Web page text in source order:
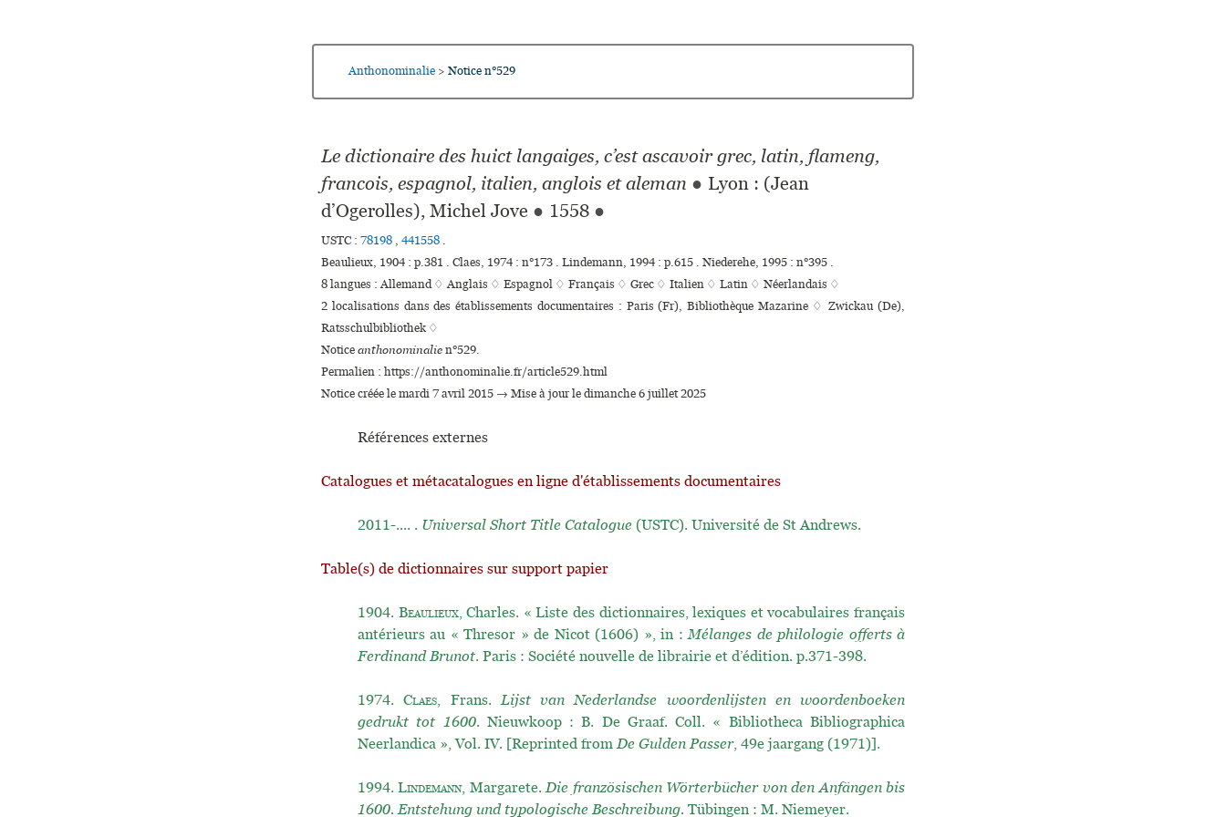
Anthonominalie > Notice n°529
Le dictionaire des huict langaiges, c’est ascavoir grec, latin, flameng,
francois, espagnol, italien, anglois et aleman ● Lyon : (Jean
d’Ogerolles), Michel Jove ● 1558 ●
USTC : 78198 , 441558 .
Beaulieux, 1904 : p.381 . Claes, 1974 : n°173 . Lindemann, 1994 : p.615 . Niederehe, 1995 : n°395 .
8 langues :Allemand ♢Anglais ♢ Espagnol ♢ Français ♢ Grec ♢ Italien ♢ Latin ♢ Néerlandais ♢
2 localisations dans des établissements documentaires : Paris (Fr), Bibliothèque Mazarine ♢ Zwickau (De),
Ratsschulbibliothek ♢
Noticeanthonominalien°529.
Permalien : https://anthonominalie.fr/article529.html
Notice créée le mardi 7 avril 2015 → Mise à jour le dimanche 6 juillet 2025
Références externes
Catalogues et métacatalogues en ligne d'établissements documentaires
2011-.... . Universal Short Title Catalogue (USTC). Université de St Andrews.
Table(s) de dictionnaires sur support papier
1904. Beaulieux, Charles. « Liste des dictionnaires, lexiques et vocabulaires français
antérieurs au « Thresor » de Nicot (1606) », in :Mélanges de philologie offerts à
Ferdinand Brunot. Paris : Société nouvelle de librairie et d’édition. p.371-398.
1974.Claes, Frans.Lijst van Nederlandse woordenlijsten en woordenboeken
gedrukt tot 1600. Nieuwkoop : B. De Graaf. Coll. « Bibliotheca Bibliographica
Neerlandica », Vol. IV. [Reprinted fromDe Gulden Passer, 49e jaargang (1971)].
1994.Lindemann, Margarete.Die französischen Wörterbücher von den Anfängen bis
1600. Entstehung und typologische Beschreibung. Tübingen : M. Niemeyer.